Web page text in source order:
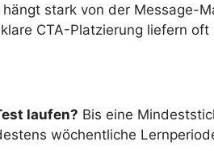
hängt stark von der Message-
CTA-Platzierung liefern
laufen? Bis eine
wöchentliche